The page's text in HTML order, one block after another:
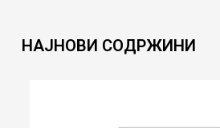
НАЈНОВИ СОДРЖИНИ